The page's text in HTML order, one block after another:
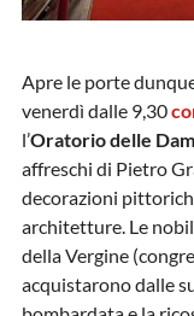
Apre le porte
venerdì dalle 9,30
l’Oratorio delle
affreschi di Pietro
decorazioni
architetture. Le
della Vergine
acquistarono dalle